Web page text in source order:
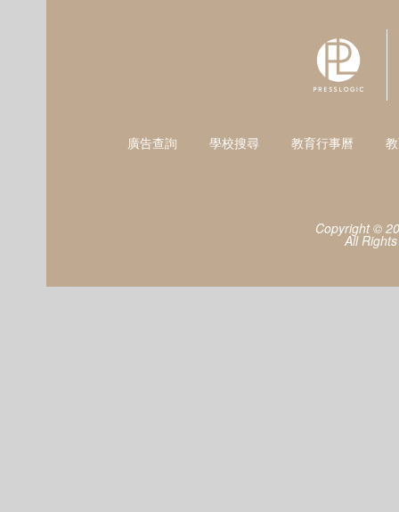
廣告查詢 學校搜尋 教育行事曆
Copyright ©
All